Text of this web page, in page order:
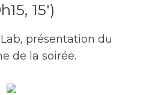
15′)
présentation du
de la soirée.